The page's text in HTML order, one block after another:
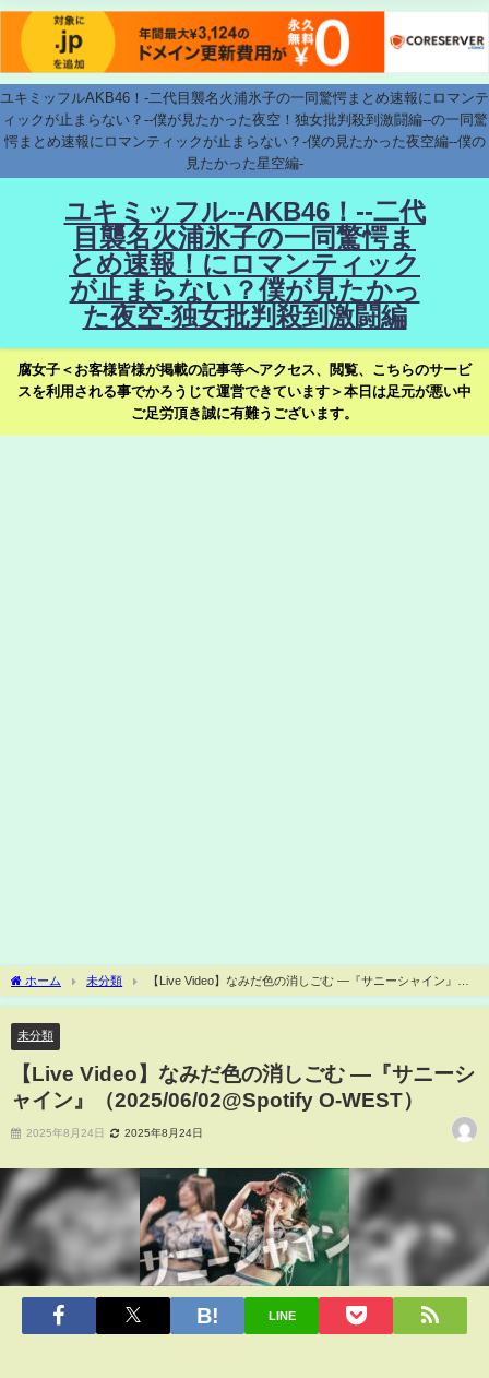
ユキミッフルAKB46！-二代目襲名火浦氷子の一同驚愕まとめ速報にロマンテ
ィックが止まらない？--僕が見たかった夜空！独女批判殺到激闘編--の一同驚
愕まとめ速報にロマンティックが止まらない？-僕の見たかった夜空編--僕の
見たかった星空編-
ユキミッフル--AKB46！--二代
目襲名火浦氷子の一同驚愕ま
とめ速報！にロマンティック
が止まらない？僕が見たかっ
た夜空-独女批判殺到激闘編
腐女子＜お客様皆様が掲載の記事等へアクセス、閲覧、こちらのサービ
スを利用される事でかろうじて運営できています＞本日は足元が悪い中
ご足労頂き誠に有難うございます。
ホーム 未分類
【Live Video】なみだ色の消しごむ ―『サニーシャイン』
（2025/06/02@Spotify O-WEST）
未分類
【Live Video】なみだ色の消しごむ ―『サニーシ
ャイン』（2025/06/02@Spotify O-WEST）
2025年8月24日 2025年8月24日
LINE